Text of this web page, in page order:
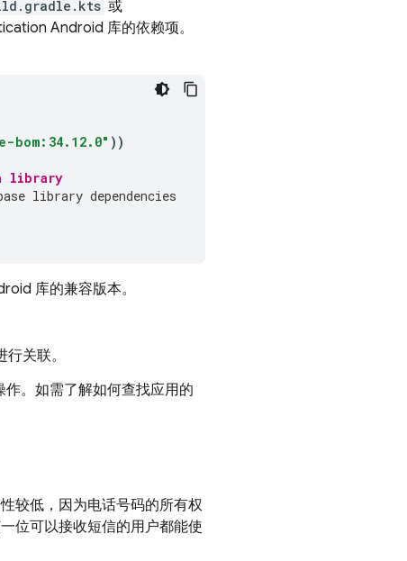
或
Android 库的依赖项。
bom:34.12.0" ))
library
library dependencies
库的兼容版本。
行关联。
。如需了解如何查找应用的
较低，因为电话号码的所有权
位可以接收短信的用户都能使